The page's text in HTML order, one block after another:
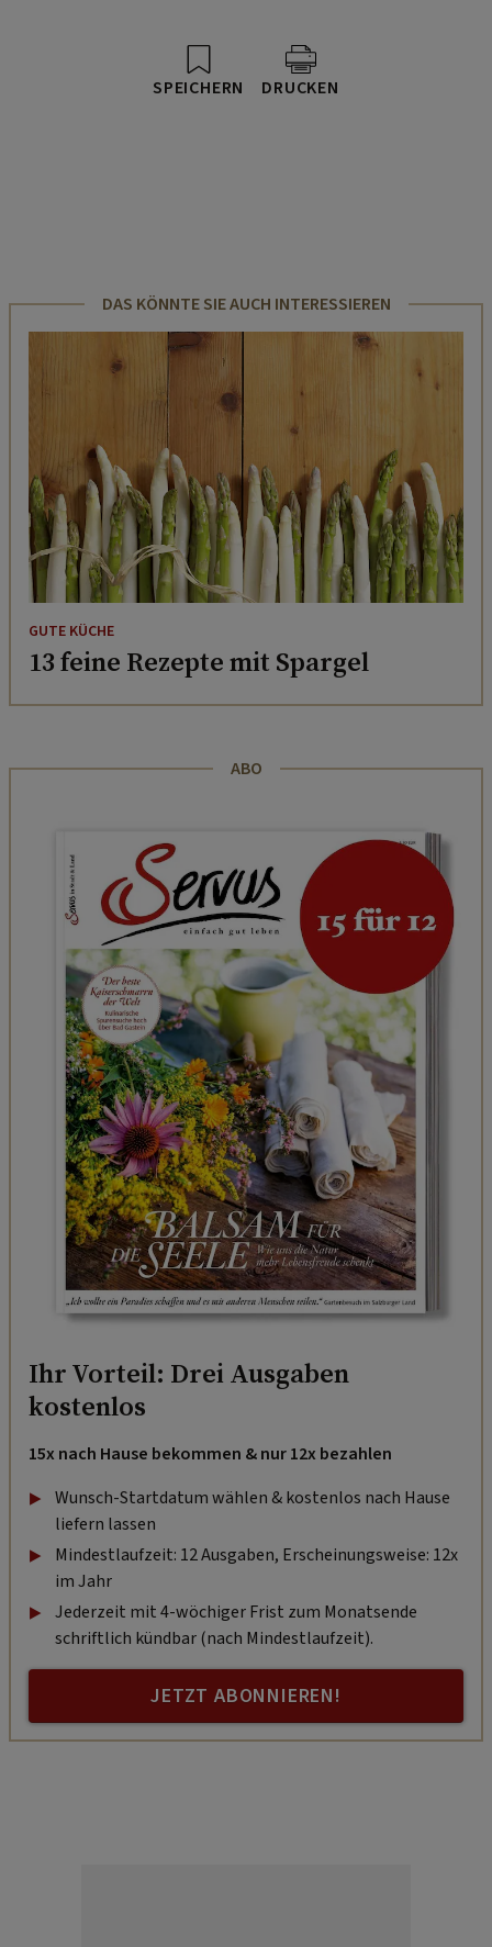
SPEICHERN DRUCKEN
DAS KÖNNTE SIE AUCH INTERESSIEREN
GUTE KÜCHE
13 feine Rezepte mit Spargel
ABO
Ihr Vorteil: Drei Ausgaben
kostenlos
15x nach Hause bekommen & nur 12x bezahlen
Wunsch-Startdatum wählen & kostenlos nach Hause
liefern lassen
Mindestlaufzeit: 12 Ausgaben, Erscheinungsweise: 12x
im Jahr
Jederzeit mit 4-wöchiger Frist zum Monatsende
schriftlich kündbar (nach Mindestlaufzeit).
JETZT ABONNIEREN!